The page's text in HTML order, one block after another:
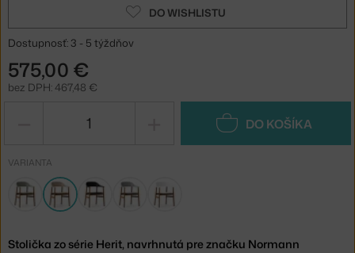
DO WISHLISTU
Dostupnosť: 3 - 5 týždňov
575,00 €
bez DPH: 467,48 €
DO KOŠÍKA
VARIANTA
Stolička zo série Herit, navrhnutá pre značku Normann